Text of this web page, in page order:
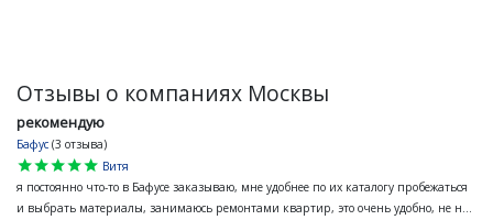
Отзывы о компаниях Москвы
рекомендую
Бафус (3 отзыва)
star
star
star
star
star
Витя
я постоянно что-то в Бафусе заказываю, мне удобнее по их каталогу пробежаться
и выбрать материалы, занимаюсь ремонтами квартир, это очень удобно, не н...